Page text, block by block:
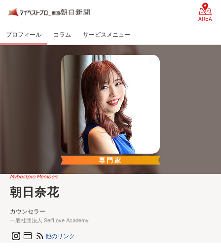
AREA
プロフィール コラム サービスメニュー
専門家
Mybestpro Members
朝日奈花
カウンセラー
一般社団法人 SelfLove Academy
他のリンク